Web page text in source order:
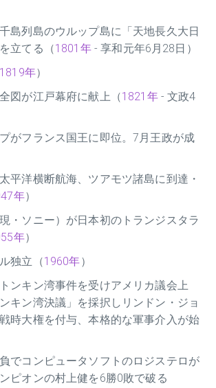
島列島のウルップ島に「天地長久大日
立てる（1801年- 享和元年6月28日）
1819年）
図が江戸幕府に献上（1821年- 文政4
がフランス国王に即位。7月王政が成
平洋横断航海、ツアモツ諸島に到達・
年）
・ソニー）が日本初のトランジスタラ
年）
独立（1960年）
ンキン湾事件を受けアメリカ議会上
キン湾決議」を採択しリンドン・ジョ
時大権を付与、本格的な軍事介入が始
でコンピュータソフトのロジステロが
ピオンの村上健を6勝0敗で破る